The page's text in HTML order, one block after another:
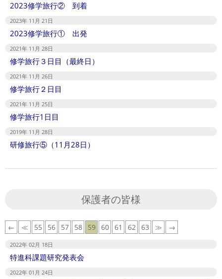
2023修学旅行② 到着
2023年 11月 21日
2023修学旅行① 出発
2021年 11月 28日
修学旅行３日目（最終日）
2021年 11月 26日
修学旅行２日目
2021年 11月 25日
修学旅行1日目
2019年 11月 28日
研修旅行⑤（11月28日）
保護者の皆様
← ≪ 55 56 57 58 59 60 61 62 63 ≫ →
2022年 02月 18日
特進科課題研究発表会
2022年 01月 24日